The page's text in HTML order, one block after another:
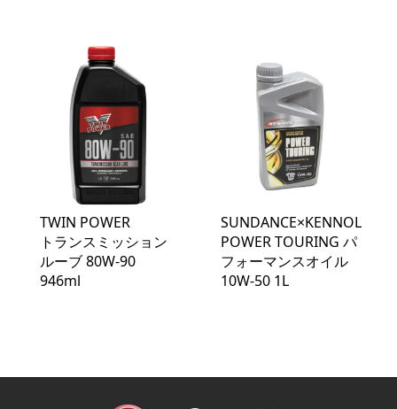
TWIN POWER
トランスミッション
ルーブ 80W-90
946ml
SUNDANCE×KENNOL
POWER TOURING パ
フォーマンスオイル
10W‐50 1L